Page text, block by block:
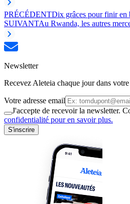
PRÉCÉDENTDix grâces pour finir en
SUIVANTAu Rwanda, les autres
Newsletter
Recevez Aleteia chaque jour dans
Votre adresse email
J'accepte de recevoir la newsletter.
confidentialité pour en savoir plus.
S'inscrire